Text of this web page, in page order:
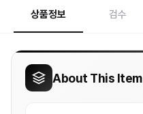
상품정보 검수
About This Item